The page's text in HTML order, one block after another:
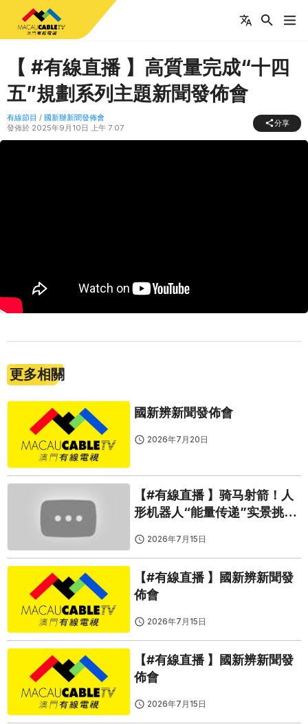
【 #有線直播 】高質量完成“十四
五”規劃系列主題新聞發佈會
有線節目 / 國新辦新聞發佈會
發佈於 2025年9月10日 上午 7:07
分享
更多相關
國新辨新聞發佈會
2026年7月20日
【#有線直播 】骑马射箭！人
形机器人“能量传递”实景挑战
2026年7月15日
【#有線直播 】國新辨新聞發
佈會
2026年7月15日
【#有線直播 】國新辨新聞發
佈會
2026年7月15日